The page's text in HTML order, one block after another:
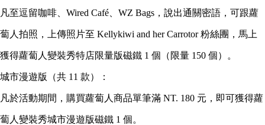
凡至逗留咖啡、Wired Café、WZ Bags，說出通關密語，可跟蘿
蔔人拍照，上傳照片至 Kellykiwi and her Carrotor 粉絲團，馬上
獲得蘿蔔人變裝秀特店限量版磁鐵 1 個（限量 150 個）。
城市漫遊版（共 11 款）：
凡於活動期間，購買蘿蔔人商品單筆滿 NT. 180 元，即可獲得蘿
蔔人變裝秀城市漫遊版磁鐵 1 個。